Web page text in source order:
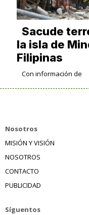
Sacude
la isla de
Filipinas
Con información de
Nosotros
MISIÓN Y VISIÓN
NOSOTROS
CONTACTO
PUBLICIDAD
Síguentos